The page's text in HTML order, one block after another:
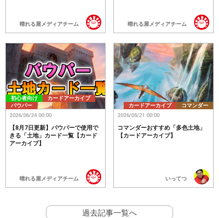
晴れる屋メディアチーム 晴れる屋メディアチーム
初心者向け
カードアーカイブ
パウパー
晴れる屋メディアチーム
【8月7日更新】パウパーで使用で
きる「土地」カード一覧【カード
アーカイブ】
2026/06/24 00:00
カードアーカイブ コマンダー
いってつ
コマンダーおすすめ「多色土地」
【カードアーカイブ】
2026/05/21 00:00
過去記事一覧へ